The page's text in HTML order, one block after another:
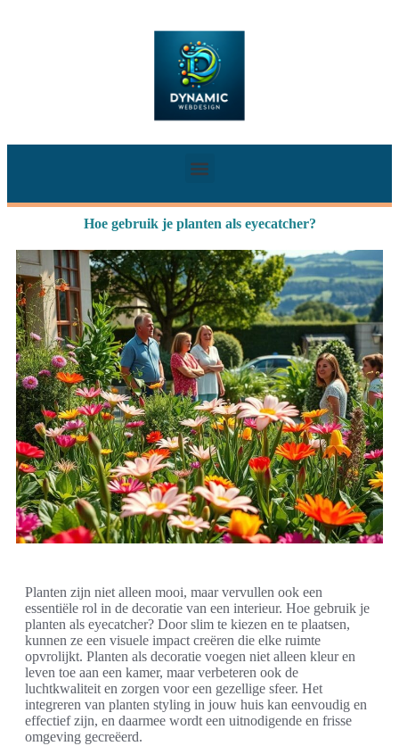
Hoe gebruik je planten als eyecatcher?
Planten zijn niet alleen mooi, maar vervullen ook een
essentiële rol in de decoratie van een interieur. Hoe gebruik je
planten als eyecatcher? Door slim te kiezen en te plaatsen,
kunnen ze een visuele impact creëren die elke ruimte
opvrolijkt. Planten als decoratie voegen niet alleen kleur en
leven toe aan een kamer, maar verbeteren ook de
luchtkwaliteit en zorgen voor een gezellige sfeer. Het
integreren van planten styling in jouw huis kan eenvoudig en
effectief zijn, en daarmee wordt een uitnodigende en frisse
omgeving gecreëerd.